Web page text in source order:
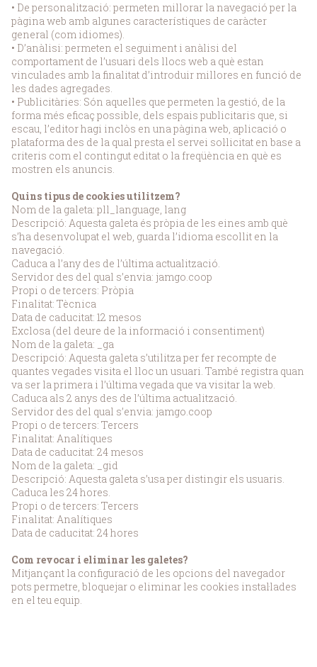
• De personalització: permeten millorar la navegació per la
pàgina web amb algunes característiques de caràcter
general (com idiomes).
• D’anàlisi: permeten el seguiment i anàlisi del
comportament de l’usuari dels llocs web a què estan
vinculades amb la finalitat d’introduir millores en funció de
les dades agregades.
• Publicitàries: Són aquelles que permeten la gestió, de la
forma més eficaç possible, dels espais publicitaris que, si
escau, l’editor hagi inclòs en una pàgina web, aplicació o
plataforma des de la qual presta el servei sol·licitat en base a
criteris com el contingut editat o la freqüència en què es
mostren els anuncis.
Quins tipus de cookies utilitzem?
Nom de la galeta: pll_language, lang
Descripció: Aquesta galeta és pròpia de les eines amb què
s’ha desenvolupat el web, guarda l’idioma escollit en la
navegació.
Caduca a l’any des de l’última actualització.
Servidor des del qual s’envia: jamgo.coop
Propi o de tercers: Pròpia
Finalitat: Tècnica
Data de caducitat: 12 mesos
Exclosa (del deure de la informació i consentiment)
Nom de la galeta: _ga
Descripció: Aquesta galeta s’utilitza per fer recompte de
quantes vegades visita el lloc un usuari. També registra quan
va ser la primera i l’última vegada que va visitar la web.
Caduca als 2 anys des de l’última actualització.
Servidor des del qual s’envia: jamgo.coop
Propi o de tercers: Tercers
Finalitat: Analítiques
Data de caducitat: 24 mesos
Nom de la galeta: _gid
Descripció: Aquesta galeta s’usa per distingir els usuaris.
Caduca les 24 hores.
Propi o de tercers: Tercers
Finalitat: Analítiques
Data de caducitat: 24 hores
Com revocar i eliminar les galetes?
Mitjançant la configuració de les opcions del navegador
pots permetre, bloquejar o eliminar les cookies instal·lades
en el teu equip.